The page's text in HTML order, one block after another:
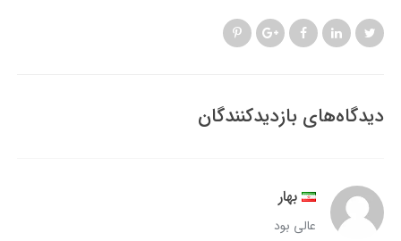
دیدگاه‌های بازدیدکنندگان
بهار
عالی بود